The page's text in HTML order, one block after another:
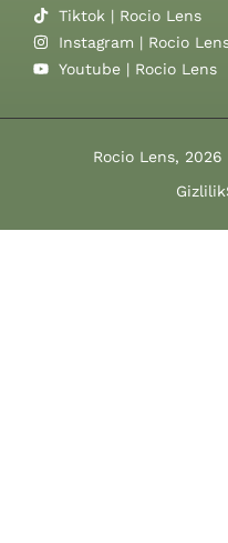
Tiktok | Rocio Lens
Instagram | Rocio
Youtube | Rocio Lens
Rocio Lens, 2026
Gizlilik